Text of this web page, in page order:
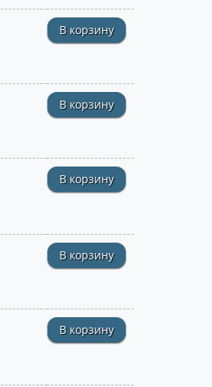
В корзину
В корзину
В корзину
В корзину
В корзину